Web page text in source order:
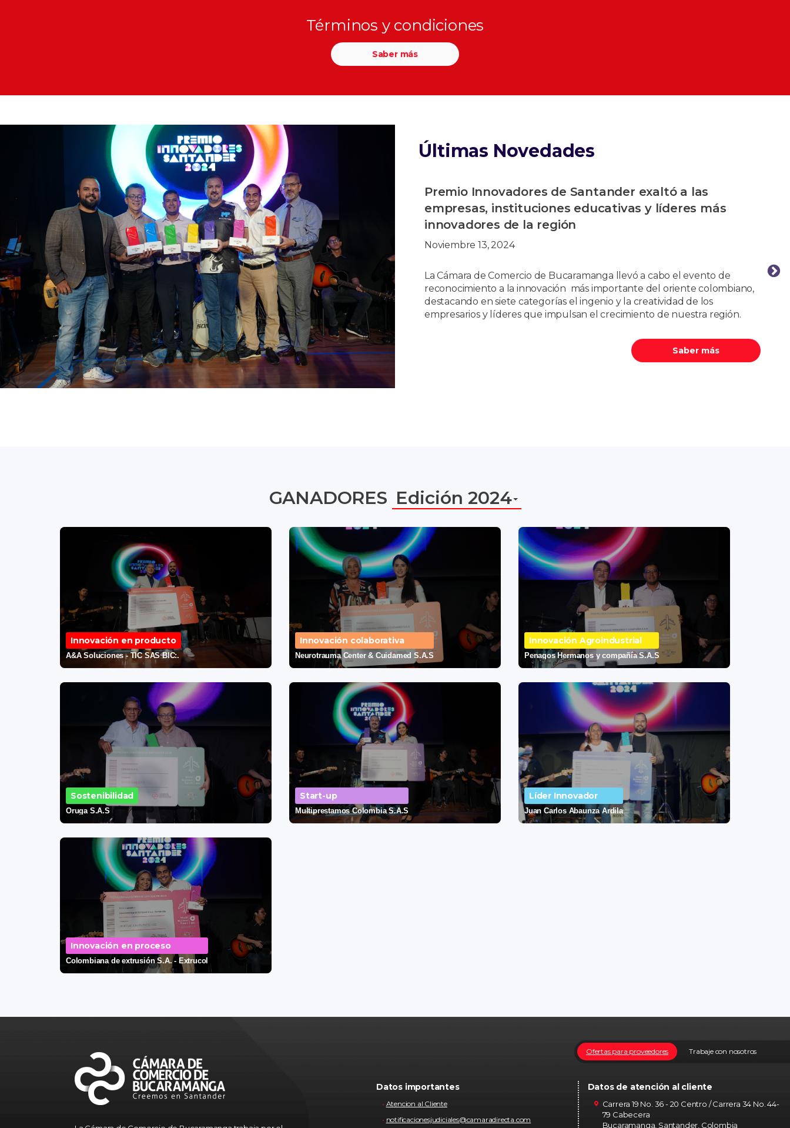
Términos y condiciones
Saber más
Últimas Novedades
Premio Innovadores de Santander exaltó a las
empresas, instituciones educativas y líderes más
innovadores de la región
Noviembre 13, 2024
La Cámara de Comercio de Bucaramanga llevó a cabo el evento de
reconocimiento a la innovación más importante del oriente colombiano,
destacando en siete categorías el ingenio y la creatividad de los
empresarios y líderes que impulsan el crecimiento de nuestra región.
Saber más
GANADORES Edición 2024
Innovación en producto
A&A Soluciones - TIC SAS BIC:.
Innovación colaborativa
Neurotrauma Center & Cuidamed S.A.S
Innovación Agroindustrial
Penagos Hermanos y compañía S.A.S
Sostenibilidad
Oruga S.A.S
Start-up
Multiprestamos Colombia S.A.S
Líder Innovador
Juan Carlos Abaunza Ardila
Innovación en proceso
Colombiana de extrusión S.A. - Extrucol
Trabaje con nosotros
Ofertas para proveedores
Datos importantes
Atencion al Cliente
notificacionesjudiciales@camaradirecta.com
Datos de atención al cliente
Carrera 19 No. 36 - 20 Centro / Carrera 34 No. 44-
79 Cabecera
Bucaramanga, Santander, Colombia